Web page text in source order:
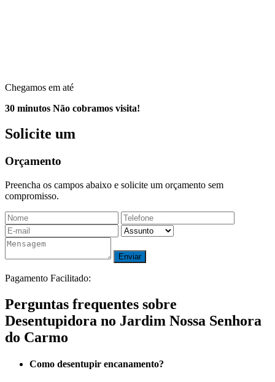
Chegamos em até
30 minutos Não cobramos visita!
Solicite um
Orçamento
Preencha os campos abaixo e solicite um orçamento sem
compromisso.
Enviar
Pagamento Facilitado:
Perguntas frequentes sobre
Desentupidora no Jardim Nossa Senhora
do Carmo
Como desentupir encanamento?